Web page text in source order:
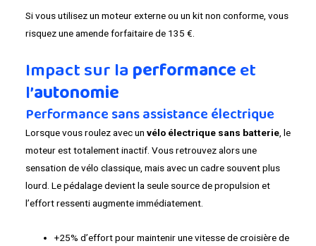
Si vous utilisez un moteur externe ou un kit non conforme, vous
risquez une amende forfaitaire de 135 €.
Impact sur la performanceet
l’autonomie
Performance sans assistance électrique
Lorsque vous roulez avec un vélo électrique sans batterie, le
moteur est totalement inactif. Vous retrouvez alors une
sensation de vélo classique, mais avec un cadre souvent plus
lourd. Le pédalage devient la seule source de propulsion et
l’effort ressenti augmente immédiatement.
+25% d’effort pour maintenir une vitesse de croisière de